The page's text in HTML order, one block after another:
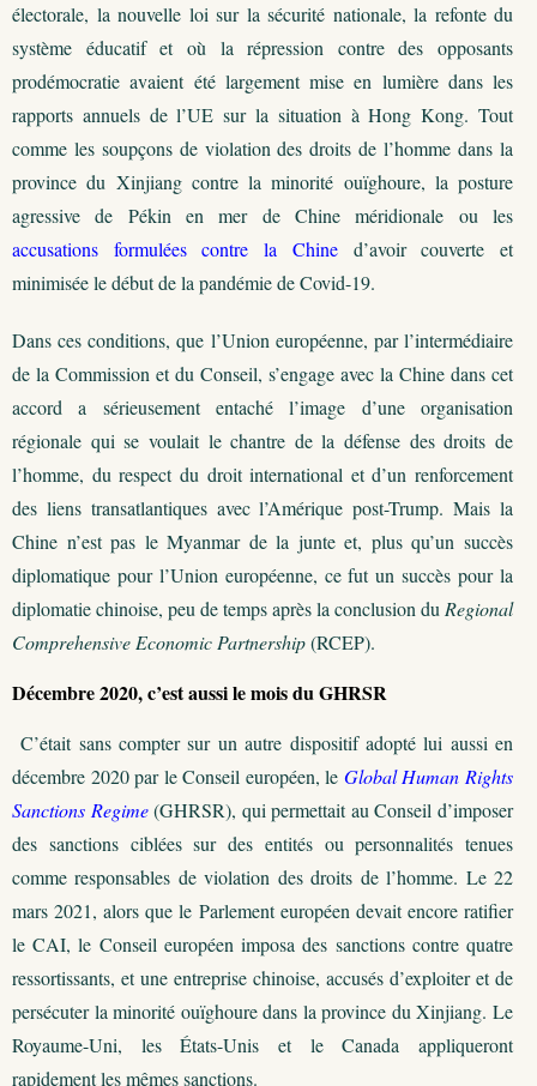
électorale, la nouvelle loi sur la sécurité nationale, la refonte du
système éducatif et où la répression contre des opposants
prodémocratie avaient été largement mise en lumière dans les
rapports annuels de l’UE sur la situation à Hong Kong. Tout
comme les soupçons de violation des droits de l’homme dans la
province du Xinjiang contre la minorité ouïghoure, la posture
agressive de Pékin en mer de Chine méridionale ou les
accusations formulées contre la Chined’avoir couverte et
minimisée le début de la pandémie de Covid-19.
Dans ces conditions, que l’Union européenne, par l’intermédiaire
de la Commission et du Conseil, s’engage avec la Chine dans cet
accord a sérieusement entaché l’image d’une organisation
régionale qui se voulait le chantre de la défense des droits de
l’homme, du respect du droit international et d’un renforcement
des liens transatlantiques avec l’Amérique post-Trump. Mais la
Chine n’est pas le Myanmar de la junte et, plus qu’un succès
diplomatique pour l’Union européenne, ce fut un succès pour la
diplomatie chinoise, peu de temps après la conclusion du Regional
Comprehensive Economic Partnership(RCEP).
Décembre 2020, c’est aussi le mois du GHRSR
C’était sans compter sur un autre dispositif adopté lui aussi en
décembre 2020 par le Conseil européen, le Global Human Rights
Sanctions Regime(GHRSR), qui permettait au Conseil d’imposer
des sanctions ciblées sur des entités ou personnalités tenues
comme responsables de violation des droits de l’homme. Le 22
mars 2021, alors que le Parlement européen devait encore ratifier
le CAI, le Conseil européen imposa des sanctions contre quatre
ressortissants, et une entreprise chinoise, accusés d’exploiter et de
persécuter la minorité ouïghoure dans la province du Xinjiang. Le
Royaume-Uni, les États-Unis et le Canada appliqueront
rapidement les mêmes sanctions.